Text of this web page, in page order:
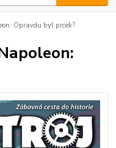
Opravdu byl prcek?